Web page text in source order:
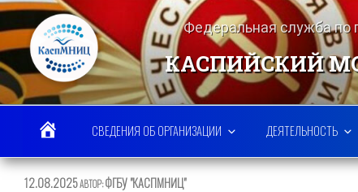
Перейти
содержимому
Федеральная служба
КАСПИЙСКИЙ
СВЕДЕНИЯ ОБ ОРГАНИЗАЦИИ ДЕЯТЕЛЬНОСТЬ
ОПУБЛИКОВАНО
12.08.2025АВТОР:ФГБУ "КАСПМНИЦ"